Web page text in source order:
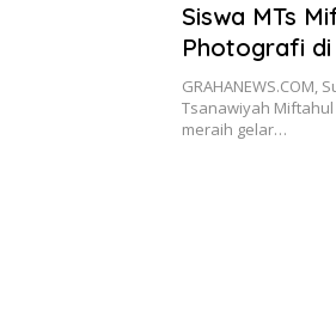
Siswa MTs
Photografi
Padang
Tsanawiyah
meraih gelar…